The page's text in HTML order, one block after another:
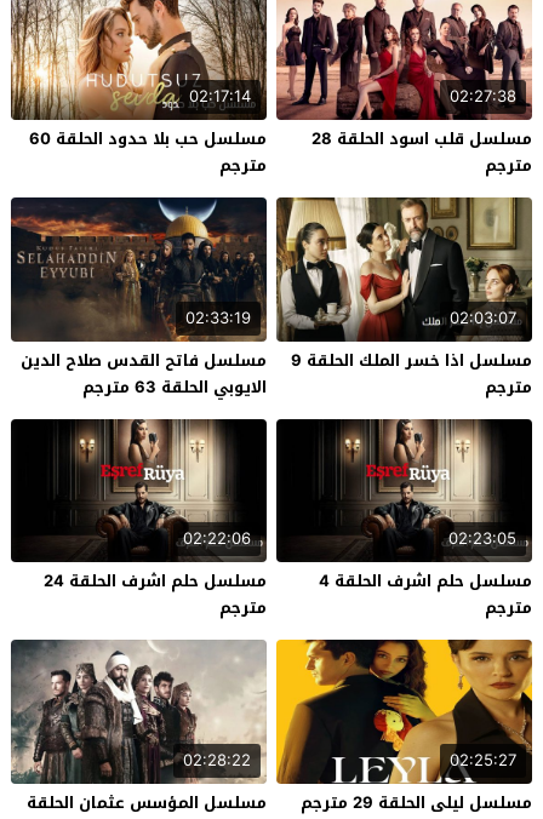
02:27:38
مسلسل قلب اسود الحلقة 28
مترجم
02:17:14
مسلسل حب بلا حدود الحلقة 60
مترجم
02:03:07
مسلسل اذا خسر الملك الحلقة 9
مترجم
02:33:19
مسلسل فاتح القدس صلاح الدين
الايوبي الحلقة 63 مترجم
02:23:05
مسلسل حلم اشرف الحلقة 4
مترجم
02:22:06
مسلسل حلم اشرف الحلقة 24
مترجم
02:25:27
مسلسل ليلى الحلقة 29 مترجم
02:28:22
مسلسل المؤسس عثمان الحلقة